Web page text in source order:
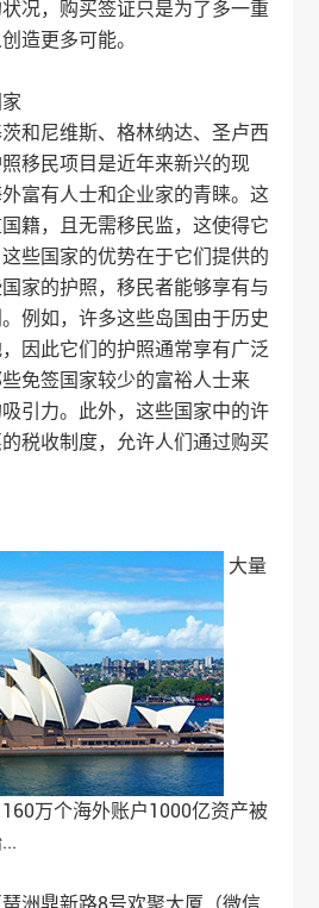
况，购买签证只是为了多一重
造更多可能。
和尼维斯、格林纳达、圣卢西
移民项目是近年来新兴的现
富有人士和企业家的青睐。这
籍，且无需移民监，这使得它
些国家的优势在于它们提供的
家的护照，移民者能够享有与
例如，许多这些岛国由于历史
因此它们的护照通常享有广泛
免签国家较少的富裕人士来
引力。此外，这些国家中的许
税收制度，允许人们通过购买
大量
万个海外账户1000亿资产被